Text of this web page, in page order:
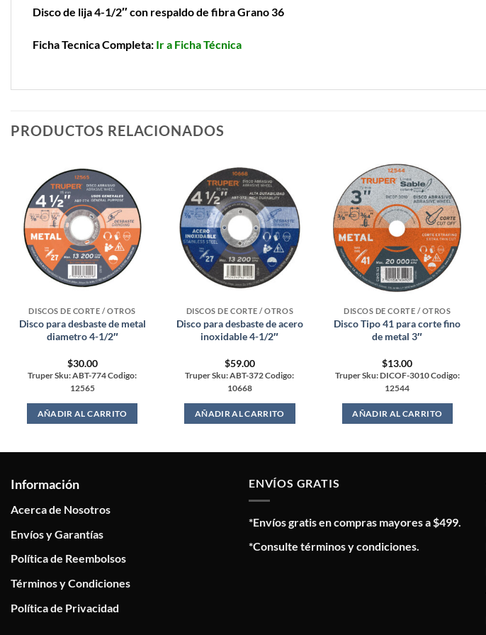
Disco de lija 4-1/2″ con respaldo de fibra Grano 36
Ficha Tecnica Completa: Ir a Ficha Técnica
PRODUCTOS RELACIONADOS
DISCOS DE CORTE / OTROS
Disco para desbaste de metal
diametro 4-1/2″
$30.00
Truper Sku: ABT-774 Codigo:
12565
AÑADIR AL CARRITO
DISCOS DE CORTE / OTROS
Disco para desbaste de acero
inoxidable 4-1/2″
$59.00
Truper Sku: ABT-372 Codigo:
10668
AÑADIR AL CARRITO
DISCOS DE CORTE / OTROS
Disco Tipo 41 para corte fino
de metal 3″
$13.00
Truper Sku: DICOF-3010 Codigo:
12544
AÑADIR AL CARRITO
Información
Acerca de Nosotros
Envíos y Garantías
Política de Reembolsos
Términos y Condiciones
Política de Privacidad
ENVÍOS GRATIS
*Envíos gratis en compras mayores a $499.
*Consulte términos y condiciones.